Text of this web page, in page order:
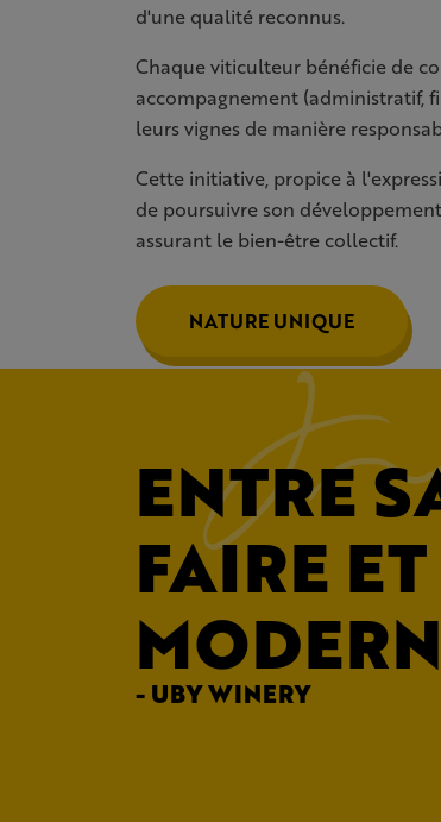
d'une qualité reconnus.
Chaque viticulteur bénéficie de
accompagnement (administratif,
leurs vignes de manière
Cette initiative, propice à
de poursuivre son
assurant le bien-être collectif.
NATURE UNIQUE
ENTRE
FAIRE ET
- UBY WINERY